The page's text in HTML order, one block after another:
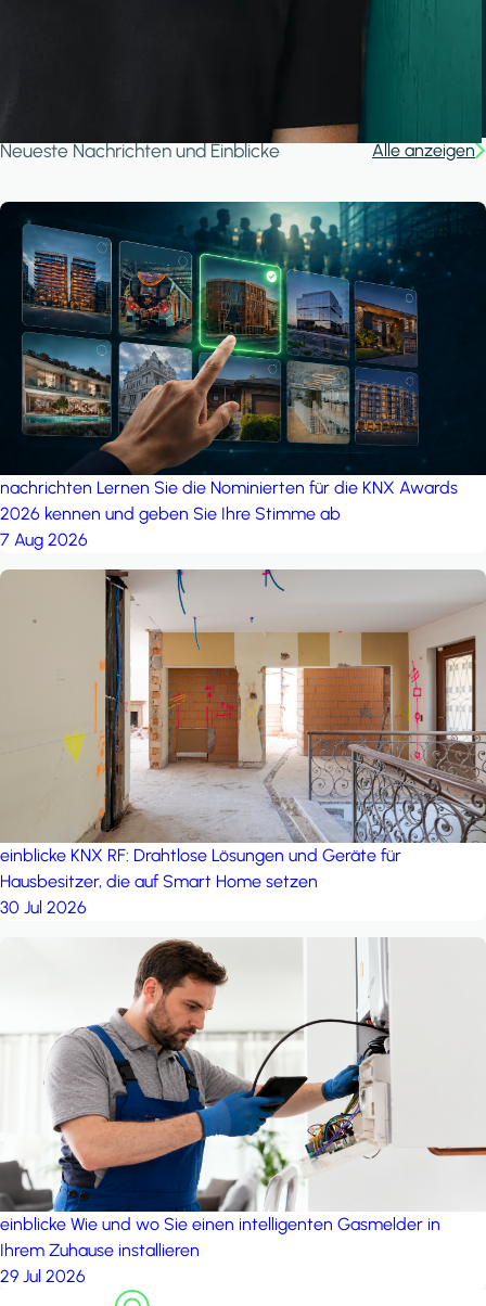
Neueste Nachrichten und Einblicke Alle anzeigen
nachrichten Lernen Sie die Nominierten für die KNX Awards
2026 kennen und geben Sie Ihre Stimme ab
7 Aug 2026
einblicke KNX RF: Drahtlose Lösungen und Geräte für
Hausbesitzer, die auf Smart Home setzen
30 Jul 2026
einblicke Wie und wo Sie einen intelligenten Gasmelder in
Ihrem Zuhause installieren
29 Jul 2026